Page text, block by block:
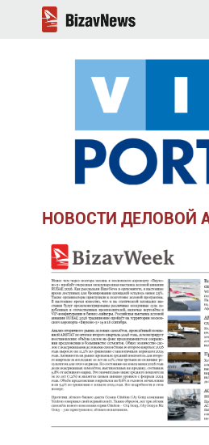
НОВОСТИ ДЕЛОВОЙ